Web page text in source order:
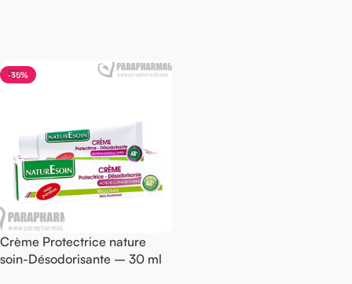
-38%
Crème Protectrice nature
soin-Désodorisante – 30 ml